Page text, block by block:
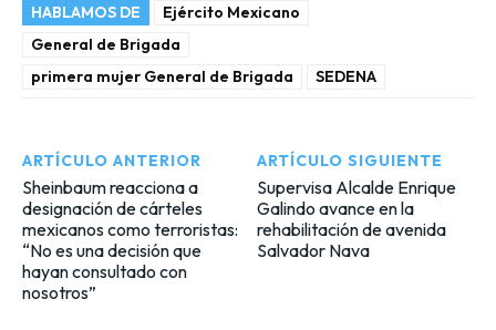
HABLAMOS DE
Ejército Mexicano
General de Brigada
primera mujer General de Brigada
SEDENA
ARTÍCULO ANTERIOR
Sheinbaum reacciona a
designación de cárteles
mexicanos como terroristas:
“No es una decisión que
hayan consultado con
nosotros”
ARTÍCULO SIGUIENTE
Supervisa Alcalde Enrique
Galindo avance en la
rehabilitación de avenida
Salvador Nava